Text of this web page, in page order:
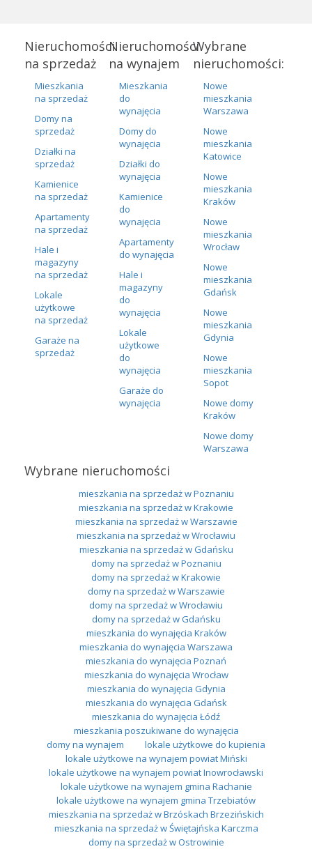
Nieruchomości
na sprzedaż
Mieszkania
na sprzedaż
Domy na
sprzedaż
Działki na
sprzedaż
Kamienice
na sprzedaż
Apartamenty
na sprzedaż
Hale i
magazyny
na sprzedaż
Lokale
użytkowe
na sprzedaż
Garaże na
sprzedaż
Nieruchomości
na wynajem
Mieszkania
do
wynajęcia
Domy do
wynajęcia
Działki do
wynajęcia
Kamienice
do
wynajęcia
Apartamenty
do wynajęcia
Hale i
magazyny
do
wynajęcia
Lokale
użytkowe
do
wynajęcia
Garaże do
wynajęcia
Wybrane
nieruchomości:
Nowe
mieszkania
Warszawa
Nowe
mieszkania
Katowice
Nowe
mieszkania
Kraków
Nowe
mieszkania
Wrocław
Nowe
mieszkania
Gdańsk
Nowe
mieszkania
Gdynia
Nowe
mieszkania
Sopot
Nowe domy
Kraków
Nowe domy
Warszawa
Wybrane nieruchomości
mieszkania na sprzedaż w Poznaniu
mieszkania na sprzedaż w Krakowie
mieszkania na sprzedaż w Warszawie
mieszkania na sprzedaż w Wrocławiu
mieszkania na sprzedaż w Gdańsku
domy na sprzedaż w Poznaniu
domy na sprzedaż w Krakowie
domy na sprzedaż w Warszawie
domy na sprzedaż w Wrocławiu
domy na sprzedaż w Gdańsku
mieszkania do wynajęcia Kraków
mieszkania do wynajęcia Warszawa
mieszkania do wynajęcia Poznań
mieszkania do wynajęcia Wrocław
mieszkania do wynajęcia Gdynia
mieszkania do wynajęcia Gdańsk
mieszkania do wynajęcia Łódź
mieszkania poszukiwane do wynajęcia
domy na wynajem
lokale użytkowe do kupienia
lokale użytkowe na wynajem powiat Miński
lokale użytkowe na wynajem powiat Inowrocławski
lokale użytkowe na wynajem gmina Rachanie
lokale użytkowe na wynajem gmina Trzebiatów
mieszkania na sprzedaż w Brzóskach Brzezińskich
mieszkania na sprzedaż w Świętajńska Karczma
domy na sprzedaż w Ostrowinie